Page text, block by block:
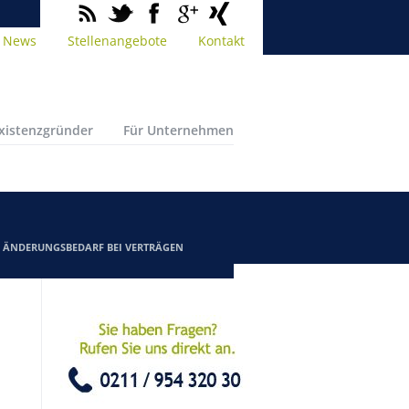
News Stellenangebote Kontakt
Für Unternehmen
ÄNDERUNGSBEDARF BEI VERTRÄGEN